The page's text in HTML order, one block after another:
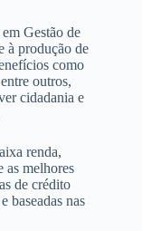
Gestão de
à produção de
como
outros,
cidadania e
renda,
as melhores
de crédito
baseadas nas